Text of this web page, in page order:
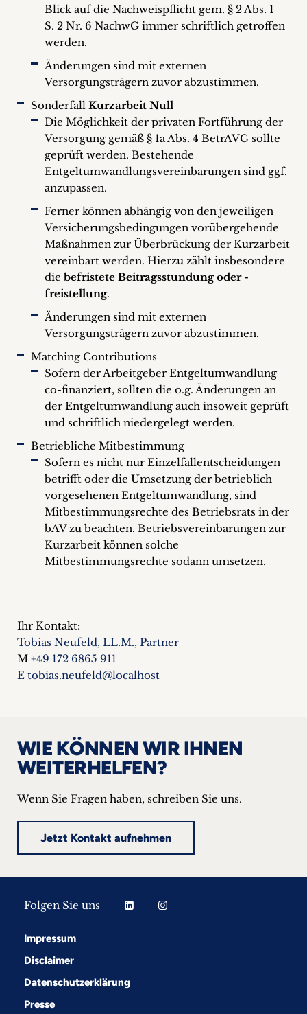
Blick auf die Nachweispflicht gem. § 2 Abs. 1
S. 2 Nr. 6 NachwG immer schriftlich getroffen
werden.
Änderungen sind mit externen
Versorgungsträgern zuvor abzustimmen.
Sonderfall Kurzarbeit Null
Die Möglichkeit der privaten Fortführung der
Versorgung gemäß § 1a Abs. 4 BetrAVG sollte
geprüft werden. Bestehende
Entgeltumwandlungsvereinbarungen sind ggf.
anzupassen.
Ferner können abhängig von den jeweiligen
Versicherungsbedingungen vorübergehende
Maßnahmen zur Überbrückung der Kurzarbeit
vereinbart werden. Hierzu zählt insbesondere
die befristete Beitragsstundung oder -
freistellung.
Änderungen sind mit externen
Versorgungsträgern zuvor abzustimmen.
Matching Contributions
Sofern der Arbeitgeber Entgeltumwandlung
co-finanziert, sollten die o.g. Änderungen an
der Entgeltumwandlung auch insoweit geprüft
und schriftlich niedergelegt werden.
Betriebliche Mitbestimmung
Sofern es nicht nur Einzelfallentscheidungen
betrifft oder die Umsetzung der betrieblich
vorgesehenen Entgeltumwandlung, sind
Mitbestimmungsrechte des Betriebsrats in der
bAV zu beachten. Betriebsvereinbarungen zur
Kurzarbeit können solche
Mitbestimmungsrechte sodann umsetzen.
Ihr Kontakt:
Tobias Neufeld, LL.M., Partner
M +49 172 6865 911
E tobias.neufeld@localhost
WIE KÖNNEN WIR IHNEN
WEITERHELFEN?
Wenn Sie Fragen haben, schreiben Sie uns.
Jetzt Kontakt aufnehmen
Folgen Sie uns
Impressum
Disclaimer
Datenschutzerklärung
Presse